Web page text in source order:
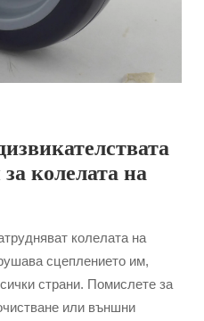
колелата на
колелата на
сцеплението им,
страни. Помислете за
или външни